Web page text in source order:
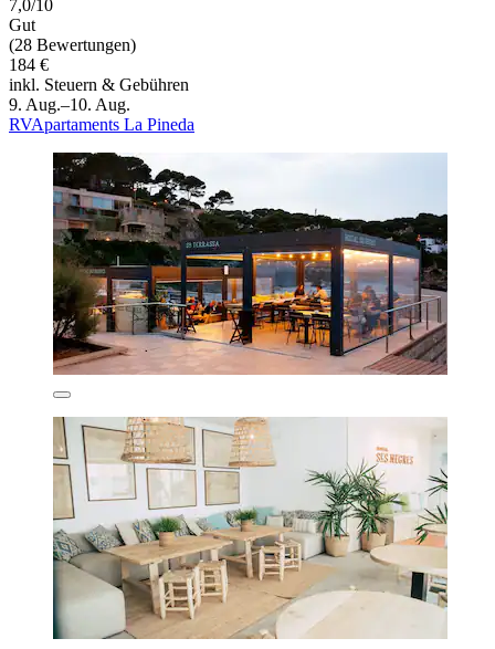
7,0/10
Gut
(28 Bewertungen)
184 €
inkl. Steuern & Gebühren
9. Aug.–10. Aug.
RVApartaments La Pineda